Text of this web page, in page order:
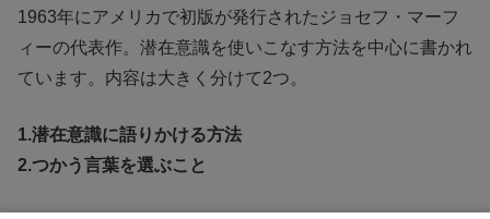
1963年にアメリカで初版が発行されたジョセフ・マーフ
ィーの代表作。潜在意識を使いこなす方法を中心に書かれ
ています。内容は大きく分けて2つ。
1.潜在意識に語りかける方法
2.つかう言葉を選ぶこと